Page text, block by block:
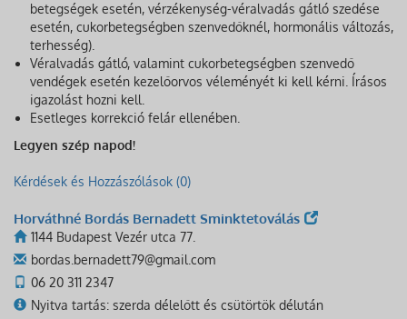
betegségek esetén, vérzékenység-véralvadás gátló szedése
esetén, cukorbetegségben szenvedőknél, hormonális változás,
terhesség).
Véralvadás gátló, valamint cukorbetegségben szenvedő
vendégek esetén kezelőorvos véleményét ki kell kérni. Írásos
igazolást hozni kell.
Esetleges korrekció felár ellenében.
Legyen szép napod!
Kérdések és Hozzászólások (0)
Horváthné Bordás Bernadett Sminktetoválás
1144 Budapest Vezér utca 77.
bordas.bernadett79@gmail.com
06 20 311 2347
Nyitva tartás: szerda délelőtt és csütörtök délután